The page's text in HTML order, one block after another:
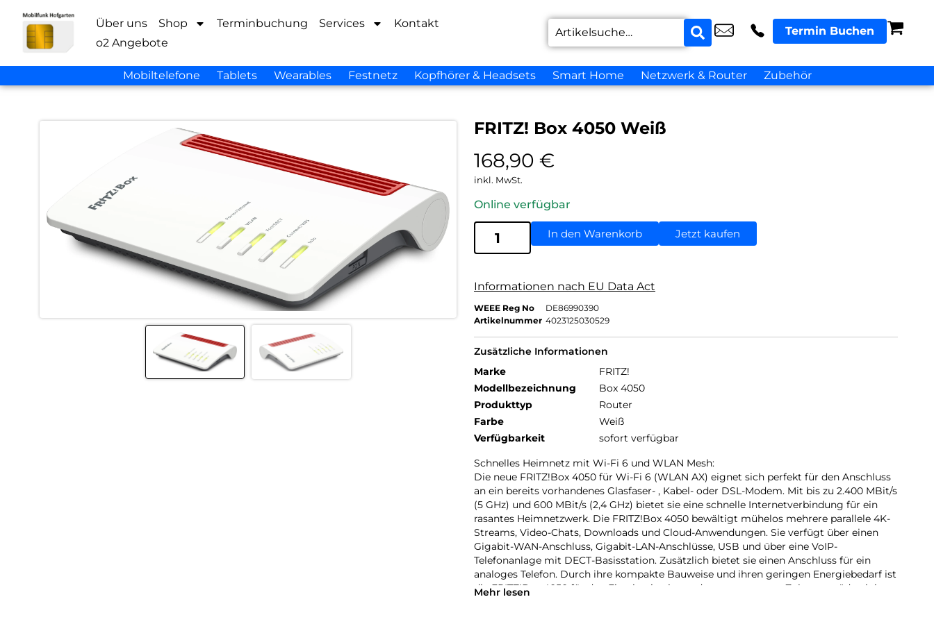
Über uns Shop Terminbuchung Services
Kontakt
o2 Angebote
Termin Buchen
Mobiltelefone Tablets Wearables Festnetz Kopfhörer & Headsets Smart Home Netzwerk & Router Zubehör
FRITZ! Box 4050 Weiß
168,90 €
inkl. MwSt.
Online verfügbar
In den Warenkorb Jetzt kaufen
Informationen nach EU Data Act
WEEE Reg No
DE86990390
Artikelnummer 4023125030529
Zusätzliche Informationen
Marke
FRITZ!
Modellbezeichnung
Box 4050
Produkttyp
Router
Farbe
Weiß
Verfügbarkeit
sofort verfügbar
Schnelles Heimnetz mit Wi-Fi 6 und WLAN Mesh:
Die neue FRITZ!Box 4050 für Wi-Fi 6 (WLAN AX) eignet sich perfekt für den Anschluss
an ein bereits vorhandenes Glasfaser- , Kabel- oder DSL-Modem. Mit bis zu 2.400 MBit/s
(5 GHz) und 600 MBit/s (2,4 GHz) bietet sie eine schnelle Internetverbindung für ein
rasantes Heimnetzwerk. Die FRITZ!Box 4050 bewältigt mühelos mehrere parallele 4K-
Streams, Video-Chats, Downloads und Cloud-Anwendungen. Sie verfügt über einen
Gigabit-WAN-Anschluss, Gigabit-LAN-Anschlüsse, USB und über eine VoIP-
Telefonanlage mit DECT-Basisstation. Zusätzlich bietet sie einen Anschluss für ein
analoges Telefon. Durch ihre kompakte Bauweise und ihren geringen Energiebedarf ist
die FRITZ!Box 4050 für den Einstieg in ein modernes vernetztes Zuhause prädestiniert.
Mehr lesen